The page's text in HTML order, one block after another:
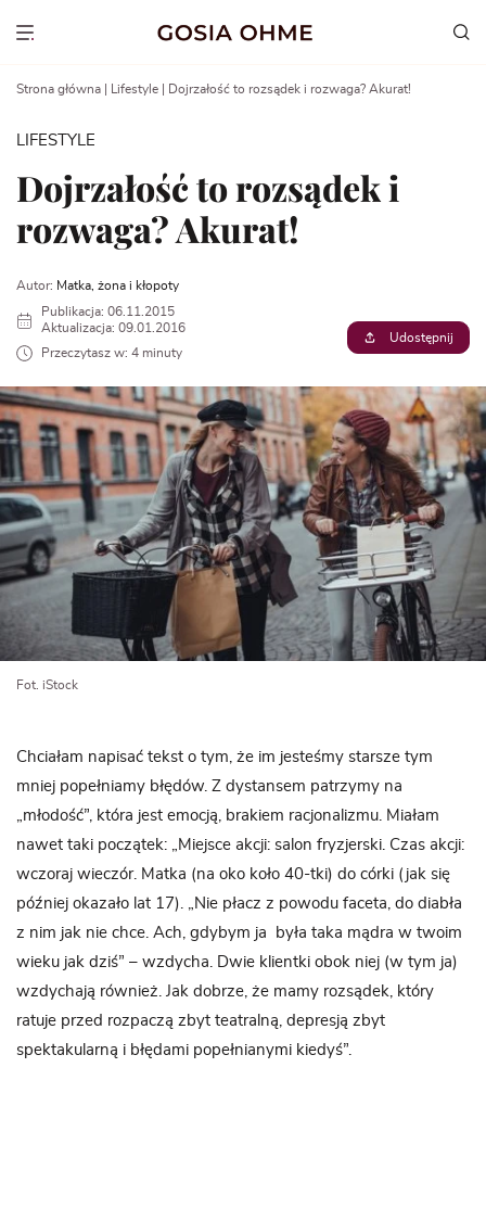
Show menu
Strona główna Lifestyle Dojrzałość to rozsądek i rozwaga? Akurat!
LIFESTYLE
Dojrzałość to rozsądek i
rozwaga? Akurat!
Autor: Matka, żona i kłopoty
Publikacja: 06.11.2015
Aktualizacja: 09.01.2016
Przeczytasz w: 4 minuty
Udostępnij
Fot. iStock
Chciałam napisać tekst o tym, że im jesteśmy starsze tym
mniej popełniamy błędów. Z dystansem patrzymy na
„młodość”, która jest emocją, brakiem racjonalizmu. Miałam
nawet taki początek: „Miejsce akcji: salon fryzjerski. Czas akcji:
wczoraj wieczór. Matka (na oko koło 40-tki) do córki (jak się
później okazało lat 17). „Nie płacz z powodu faceta, do diabła
z nim jak nie chce. Ach, gdybym ja
była taka mądra w twoim
wieku jak dziś” – wzdycha. Dwie klientki obok niej (w tym ja)
wzdychają również. Jak dobrze, że mamy rozsądek, który
ratuje przed rozpaczą zbyt teatralną, depresją zbyt
spektakularną i błędami popełnianymi kiedyś”.